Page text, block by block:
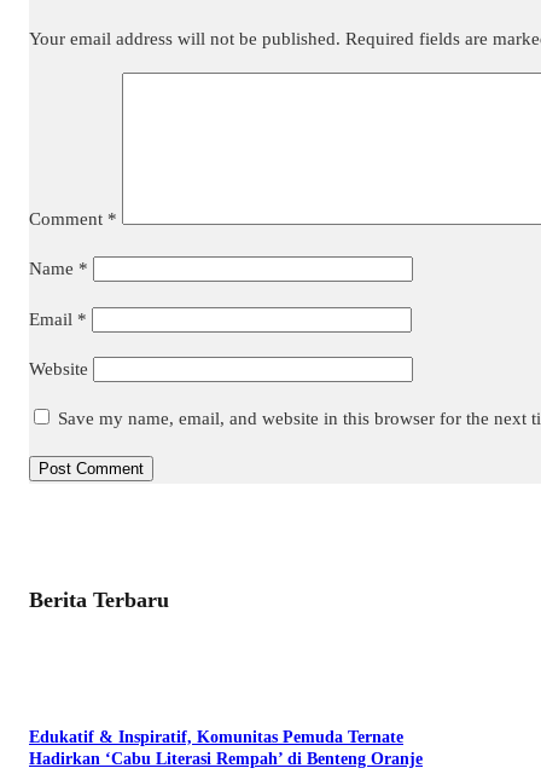
Your email address will not be published. Required fields are
Comment *
Name *
Email *
Website
Save my name, email, and website in this browser for the next
Berita Terbaru
Edukatif & Inspiratif, Komunitas Pemuda Ternate
Hadirkan ‘Cabu Literasi Rempah’ di Benteng Oranje